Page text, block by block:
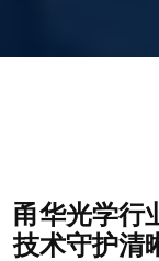
甬华光学行
技术守护清